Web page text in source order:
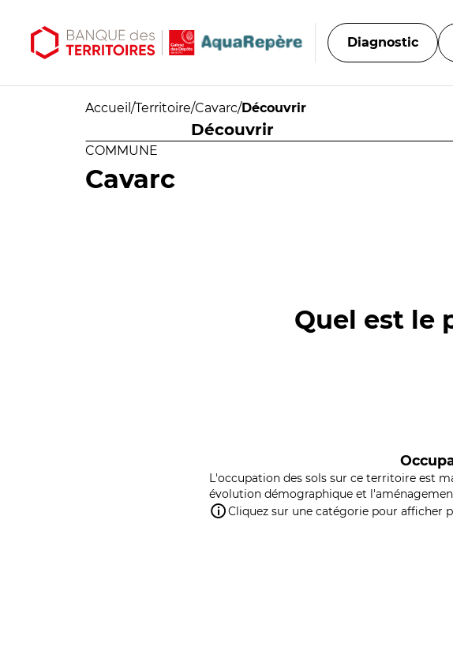
Diagnostic
Accueil /Territoire/Cavarc/Découvrir
Découvrir
COMMUNE
Cavarc
Quel est le
L'occupation des sols sur ce territoire est
évolution démographique et
Cliquez sur une catégorie pour afficher